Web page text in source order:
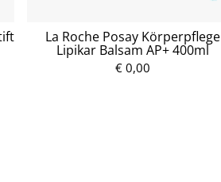
La Roche Posay Körperpflege
Lipikar Balsam AP+ 400ml
€ 0,00P